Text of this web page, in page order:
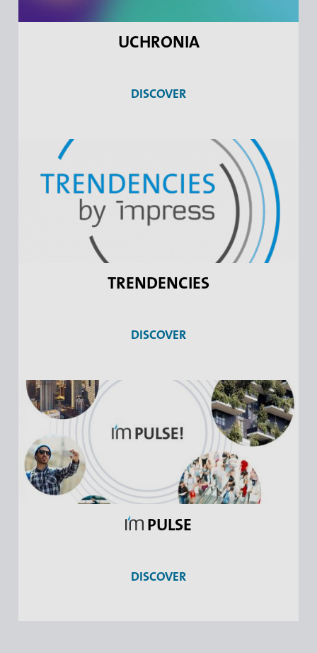
UCHRONIA
DISCOVER
TRENDENCIES
DISCOVER
PULSE
DISCOVER